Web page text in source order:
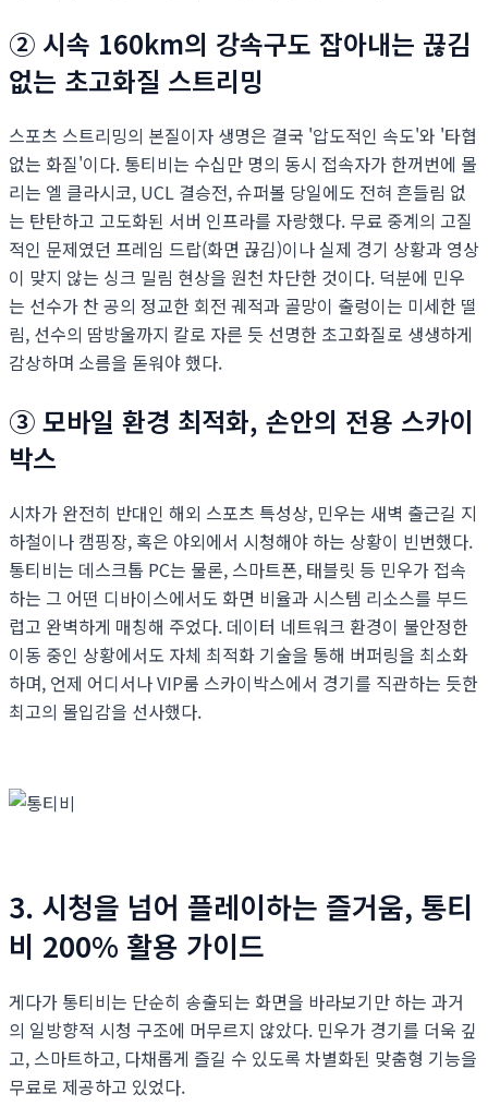
② 시속 160km의 강속구도 잡아내는 끊김
없는 초고화질 스트리밍
스포츠 스트리밍의 본질이자 생명은 결국 '압도적인 속도'와 '타협
없는 화질'이다. 통티비는 수십만 명의 동시 접속자가 한꺼번에 몰
리는 엘 클라시코, UCL 결승전, 슈퍼볼 당일에도 전혀 흔들림 없
는 탄탄하고 고도화된 서버 인프라를 자랑했다. 무료 중계의 고질
적인 문제였던 프레임 드랍(화면 끊김)이나 실제 경기 상황과 영상
이 맞지 않는 싱크 밀림 현상을 원천 차단한 것이다. 덕분에 민우
는 선수가 찬 공의 정교한 회전 궤적과 골망이 출렁이는 미세한 떨
림, 선수의 땀방울까지 칼로 자른 듯 선명한 초고화질로 생생하게
감상하며 소름을 돋워야 했다.
③ 모바일 환경 최적화, 손안의 전용 스카이
박스
시차가 완전히 반대인 해외 스포츠 특성상, 민우는 새벽 출근길 지
하철이나 캠핑장, 혹은 야외에서 시청해야 하는 상황이 빈번했다.
통티비는 데스크톱 PC는 물론, 스마트폰, 태블릿 등 민우가 접속
하는 그 어떤 디바이스에서도 화면 비율과 시스템 리소스를 부드
럽고 완벽하게 매칭해 주었다. 데이터 네트워크 환경이 불안정한
이동 중인 상황에서도 자체 최적화 기술을 통해 버퍼링을 최소화
하며, 언제 어디서나 VIP룸 스카이박스에서 경기를 직관하는 듯한
최고의 몰입감을 선사했다.
3. 시청을 넘어 플레이하는 즐거움, 통티
비 200% 활용 가이드
게다가 통티비는 단순히 송출되는 화면을 바라보기만 하는 과거
의 일방향적 시청 구조에 머무르지 않았다. 민우가 경기를 더욱 깊
고, 스마트하고, 다채롭게 즐길 수 있도록 차별화된 맞춤형 기능을
무료로 제공하고 있었다.